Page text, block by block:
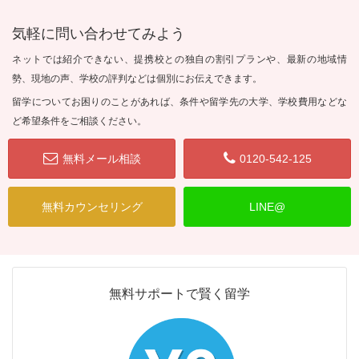
気軽に問い合わせてみよう
ネットでは紹介できない、提携校との独自の割引プランや、最新の地域情
勢、現地の声、学校の評判などは個別にお伝えできます。
留学についてお困りのことがあれば、条件や留学先の大学、学校費用などな
ど希望条件をご相談ください。
無料メール相談 0120-542-125
無料カウンセリング LINE@
無料サポートで賢く留学